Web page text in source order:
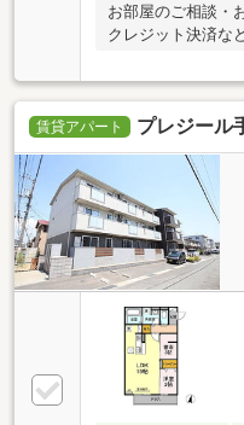
お部屋のご相談・
クレジット決済な
賃貸アパート プレジール